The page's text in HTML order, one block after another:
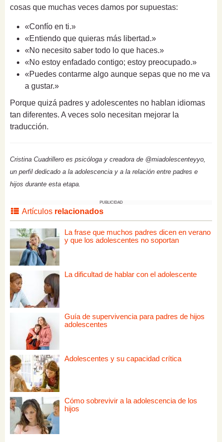
cosas que muchas veces damos por supuestas:
«Confío en ti.»
«Entiendo que quieras más libertad.»
«No necesito saber todo lo que haces.»
«No estoy enfadado contigo; estoy preocupado.»
«Puedes contarme algo aunque sepas que no me va
a gustar.»
Porque quizá padres y adolescentes no hablan idiomas
tan diferentes. A veces solo necesitan mejorar la
traducción.
Cristina Cuadrillero es psicóloga y creadora de @miadolescenteyyo,
un perfil dedicado a la adolescencia y a la relación entre padres e
hijos durante esta etapa.
PUBLICIDAD
Artículos relacionados
La frase que muchos padres dicen en verano
y que los adolescentes no soportan
La dificultad de hablar con el adolescente
Guía de supervivencia para padres de hijos
adolescentes
Adolescentes y su capacidad crítica
Cómo sobrevivir a la adolescencia de los
hijos